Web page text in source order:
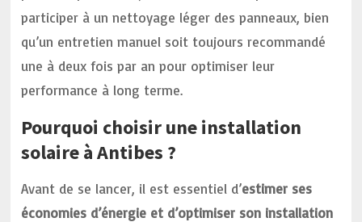
participer à un nettoyage léger des panneaux, bien
qu’un entretien manuel soit toujours recommandé
une à deux fois par an pour optimiser leur
performance à long terme.
Pourquoi choisir une installation
solaire à Antibes ?
Avant de se lancer, il est essentiel d’estimer ses
économies d’énergie et d’optimiser son installation